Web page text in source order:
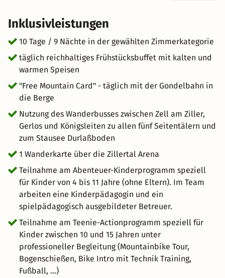
Entdecken Sie die Region mit den öffentlichen
Verkehrsmitteln und erkunden Sie die majestätischen
Gipfel der Kitzbüheler Alpen, des Naturparks Zillertal
und der Hohen Tauern mit den inkludierten Tickets der
Bergbahnen. Nach einem ereignisreichen Tag in der
Natur kehren Sie in das gemütliche Hotel Alpenherz
zurück. Entspannen Sie sich in den komfortablen
Zimmern und lassen Sie sich vom reichhaltigen
Frühstücksangebot verwöhnen. Erleben Sie
unvergessliche Tage voller Aktivitäten, Naturerlebnisse
und Entspannung im Hotel Alpenherz in Gerlos.
Inklusivleistungen
10 Tage / 9 Nächte in der gewählten Zimmerkategorie
täglich reichhaltiges Frühstücksbuffet mit kalten und
warmen Speisen
"Free Mountain Card" - täglich mit der Gondelbahn in
die Berge
Nutzung des Wanderbusses zwischen Zell am Ziller,
Gerlos und Königsleiten zu allen fünf Seitentälern und
zum Stausee Durlaßboden
1 Wanderkarte über die Zillertal Arena
Teilnahme am Abenteuer-Kinderprogramm speziell
für Kinder von 4 bis 11 Jahre (ohne Eltern). Im Team
arbeiten eine Kinderpädagogin und ein
spielpädagogisch ausgebildeter Betreuer.
Teilnahme am Teenie-Actionprogramm speziell für
Kinder zwischen 10 und 15 Jahren unter
professioneller Begleitung (Mountainbike Tour,
Bogenschießen, Bike Intro mit Technik Training,
Fußball, ...)